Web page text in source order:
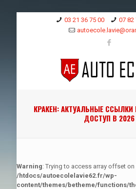
03 21 36 75 00
07 82
КРАКЕН: АКТУАЛЬНЫЕ
ДОСТУП В 2026
Warning: Trying to access array offset on
/htdocs/autoecolelavie62.fr/wp-
content/themes/betheme/functions/